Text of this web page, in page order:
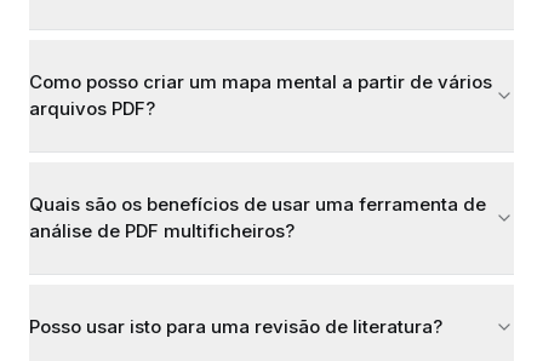
Como posso criar um mapa mental a partir de vários
arquivos PDF?
Quais são os benefícios de usar uma ferramenta de
análise de PDF multificheiros?
Posso usar isto para uma revisão de literatura?